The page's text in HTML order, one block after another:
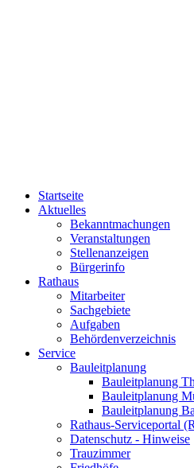
Startseite
Aktuelles
Bekanntmachungen
Veranstaltungen
Stellenanzeigen
Bürgerinfo
Rathaus
Mitarbeiter
Sachgebiete
Aufgaben
Behördenverzeichnis
Service
Bauleitplanung
Bauleitplanung
Bauleitplanung
Bauleitplanung
Rathaus-Serviceportal
Datenschutz - Hinweise
Trauzimmer